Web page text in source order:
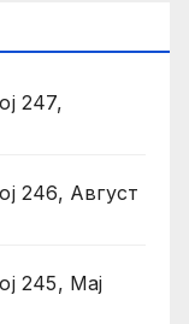
247,
246, Август
245, Мај